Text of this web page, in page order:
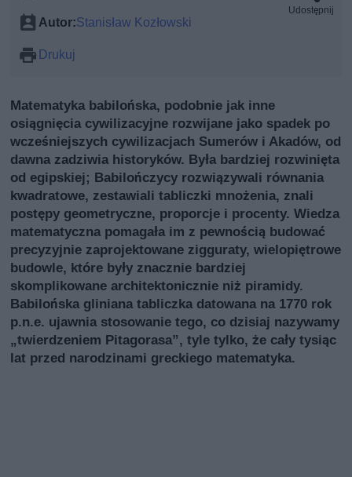
Autor:Stanisław Kozłowski
Drukuj
Udostępnij
Matematyka babilońska, podobnie jak inne
osiągnięcia cywilizacyjne rozwijane jako spadek po
wcześniejszych cywilizacjach Sumerów i Akadów, od
dawna zadziwia historyków. Była bardziej rozwinięta
od egipskiej; Babilończycy rozwiązywali równania
kwadratowe, zestawiali tabliczki mnożenia, znali
postępy geometryczne, proporcje i procenty. Wiedza
matematyczna pomagała im z pewnością budować
precyzyjnie zaprojektowane zigguraty, wielopiętrowe
budowle, które były znacznie bardziej
skomplikowane architektonicznie niż piramidy.
Babilońska gliniana tabliczka datowana na 1770 rok
p.n.e. ujawnia stosowanie tego, co dzisiaj nazywamy
„twierdzeniem Pitagorasa”, tyle tylko, że cały tysiąc
lat przed narodzinami greckiego matematyka.